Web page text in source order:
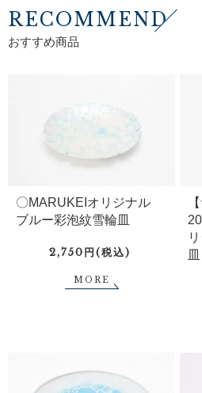
RECOMMEND
おすすめ商品
〇MARUKEIオリジナル
ブルー彩泡紋雪輪皿
2,750円(税込)
MORE
皿